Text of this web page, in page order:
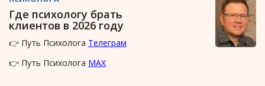
Где психологу брать
клиентов в 2026 году
👉 Путь Психолога Телеграм
👉 Путь Психолога MAX